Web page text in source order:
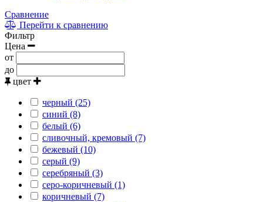
Сравнение
Перейти к сравнению
Фильтр
Цена
от
до
цвет
черный (25)
синий (8)
белый (6)
сливочный, кремовый (7)
бежевый (10)
серый (9)
серебряный (3)
серо-коричневый (1)
коричневый (7)